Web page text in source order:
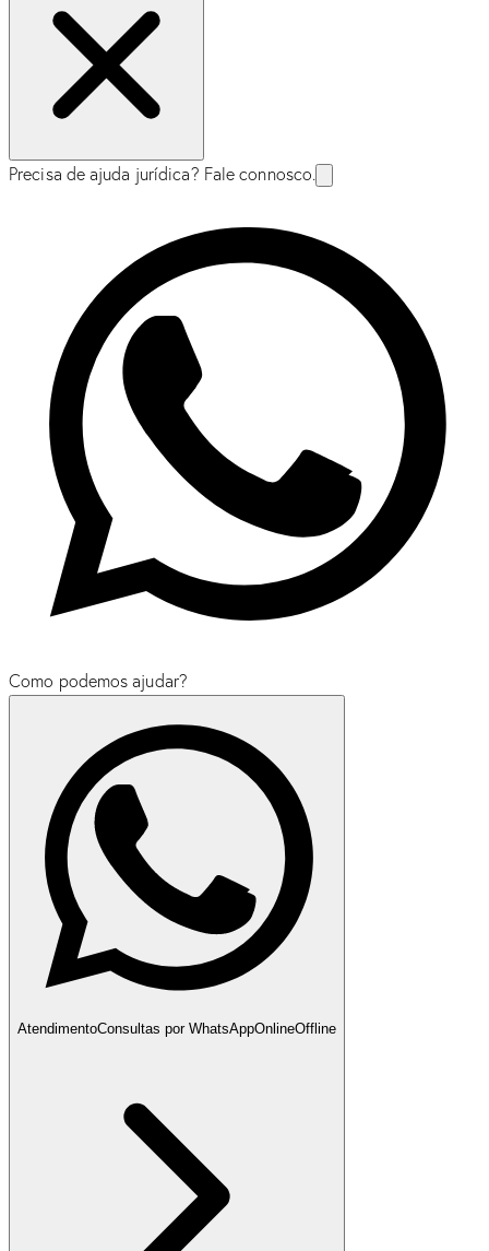
Precisa de ajuda jurídica? Fale connosco.
Como podemos ajudar?
AtendimentoConsultas por WhatsAppOnlineOffline